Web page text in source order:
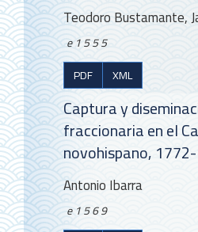
Teodoro Bustamante,
e1555
PDF
XML
Captura y
fraccionaria en el
novohispano,
Antonio Ibarra
e1569